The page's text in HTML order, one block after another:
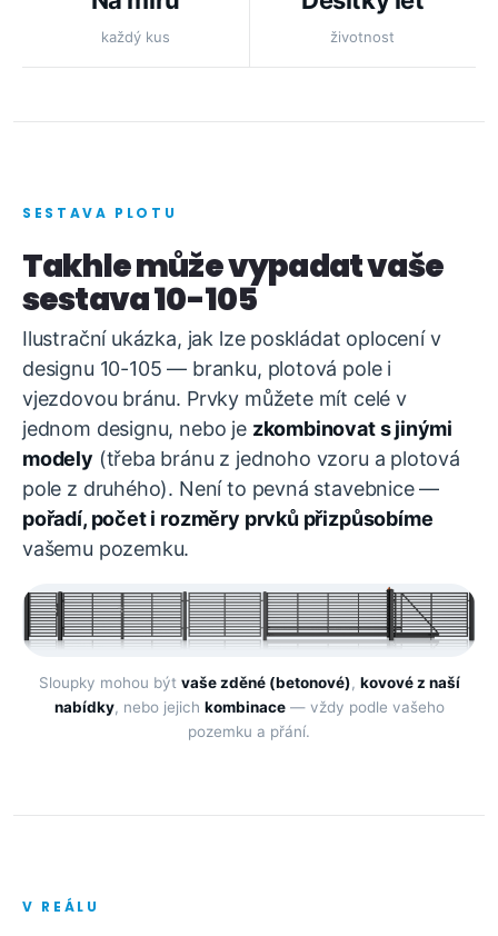
každý kus životnost
SESTAVA PLOTU
Takhle může vypadat vaše
sestava 10-105
Ilustrační ukázka, jak lze poskládat oplocení v
designu 10-105 — branku, plotová pole i
vjezdovou bránu. Prvky můžete mít celé v
jednom designu, nebo je zkombinovat s jinými
modely (třeba bránu z jednoho vzoru a plotová
pole z druhého). Není to pevná stavebnice —
pořadí, počet i rozměry prvků přizpůsobíme
vašemu pozemku.
Sloupky mohou být vaše zděné (betonové), kovové z naší
nabídky, nebo jejich kombinace— vždy podle vašeho
pozemku a přání.
V REÁLU